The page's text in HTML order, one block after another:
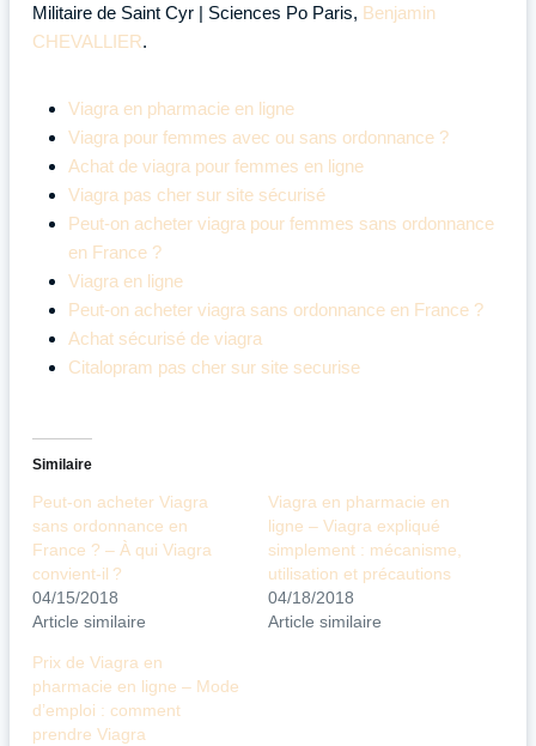
Militaire de Saint Cyr | Sciences Po Paris, Benjamin
CHEVALLIER.
Viagra en pharmacie en ligne
Viagra pour femmes avec ou sans ordonnance ?
Achat de viagra pour femmes en ligne
Viagra pas cher sur site sécurisé
Peut-on acheter viagra pour femmes sans ordonnance
en France ?
Viagra en ligne
Peut-on acheter viagra sans ordonnance en France ?
Achat sécurisé de viagra
Citalopram pas cher sur site securise
Similaire
Peut-on acheter Viagra
sans ordonnance en
France ? – À qui Viagra
convient-il ?
04/15/2018
Article similaire
Viagra en pharmacie en
ligne – Viagra expliqué
simplement : mécanisme,
utilisation et précautions
04/18/2018
Article similaire
Prix de Viagra en
pharmacie en ligne – Mode
d’emploi : comment
prendre Viagra